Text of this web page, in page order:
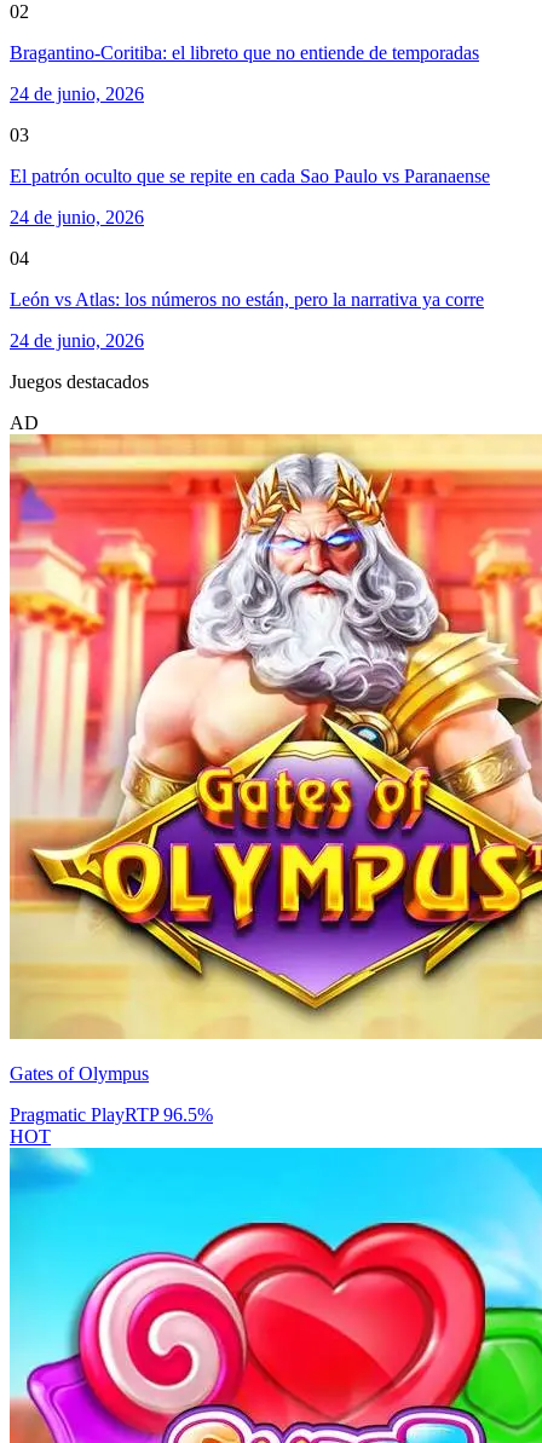
02
Bragantino-Coritiba: el libreto que no entiende de temporadas
24 de junio, 2026
03
El patrón oculto que se repite en cada Sao Paulo vs Paranaense
24 de junio, 2026
04
León vs Atlas: los números no están, pero la narrativa ya corre
24 de junio, 2026
Juegos destacados
AD
Gates of Olympus
Pragmatic PlayRTP96.5%
HOT